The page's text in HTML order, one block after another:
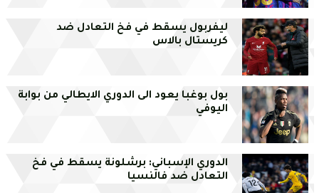
ليفربول يسقط في فخ التعادل ضد
كريستال بالاس
بول بوغبا يعود الى الدوري الايطالي من بوابة
اليوفي
الدوري الإسباني: برشلونة يسقط في فخ
التعادل ضد فالنسيا